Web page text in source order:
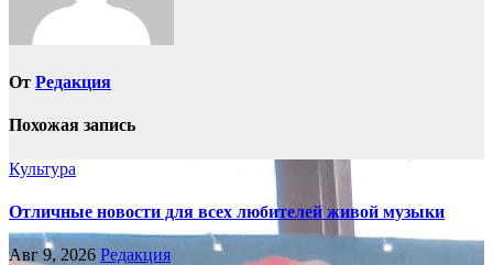
От Редакция
Похожая запись
Культура
Отличные новости для всех любителей живой музыки
Авг 9, 2026 Редакция